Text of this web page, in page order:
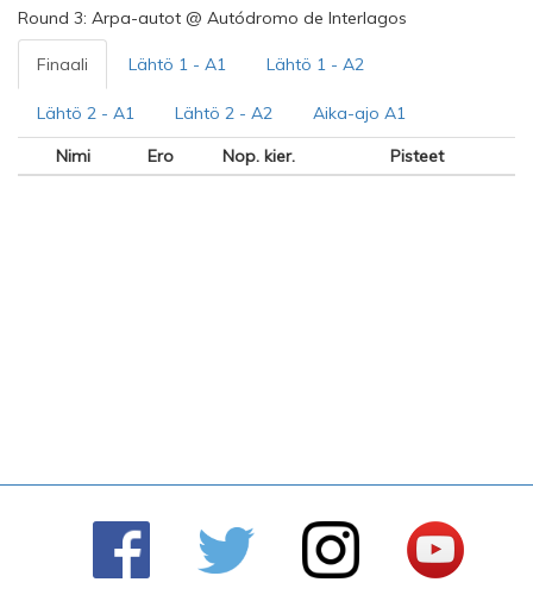
Round 3: Arpa-autot @ Autódromo de Interlagos
Finaali Lähtö 1 - A1 Lähtö 1 - A2
Lähtö 2 - A1 Lähtö 2 - A2
Aika-ajo A1
Nimi
Ero Nop. kier. Pisteet